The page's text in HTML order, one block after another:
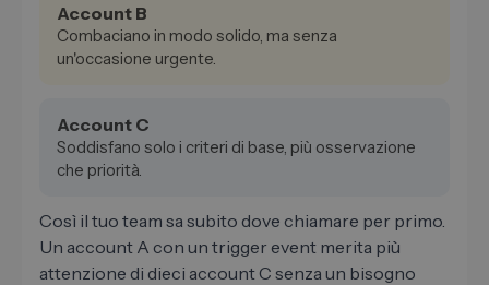
Account B
Combaciano in modo solido, ma senza
un'occasione urgente.
Account C
Soddisfano solo i criteri di base, più osservazione
che priorità.
Così il tuo team sa subito dove chiamare per primo.
Un account A con un trigger event merita più
attenzione di dieci account C senza un bisogno